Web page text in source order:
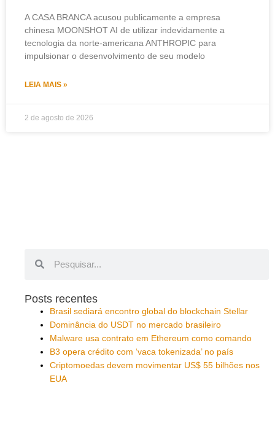
A CASA BRANCA acusou publicamente a empresa
chinesa MOONSHOT AI de utilizar indevidamente a
tecnologia da norte-americana ANTHROPIC para
impulsionar o desenvolvimento de seu modelo
LEIA MAIS »
2 de agosto de 2026
Posts recentes
Brasil sediará encontro global do blockchain Stellar
Dominância do USDT no mercado brasileiro
Malware usa contrato em Ethereum como comando
B3 opera crédito com ‘vaca tokenizada’ no país
Criptomoedas devem movimentar US$ 55 bilhões nos
EUA